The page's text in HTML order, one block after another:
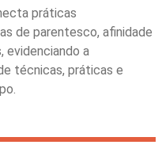
práticas
de parentesco, afinidade
evidenciando a
técnicas, práticas e